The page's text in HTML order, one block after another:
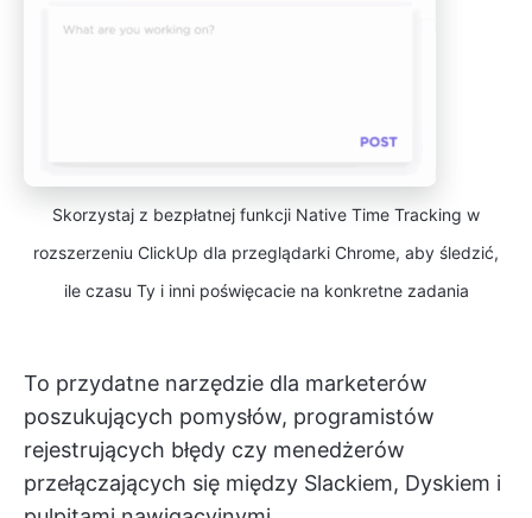
Skorzystaj z bezpłatnej funkcji Native Time Tracking w
rozszerzeniu ClickUp dla przeglądarki Chrome, aby śledzić,
ile czasu Ty i inni poświęcacie na konkretne zadania
To przydatne narzędzie dla marketerów
poszukujących pomysłów, programistów
rejestrujących błędy czy menedżerów
przełączających się między Slackiem, Dyskiem i